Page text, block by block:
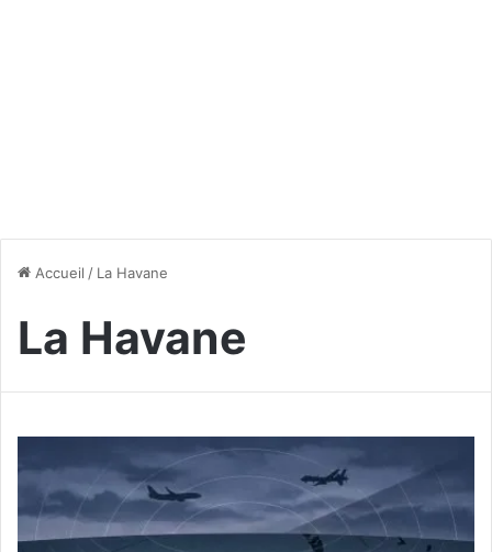
Accueil / La Havane
La Havane